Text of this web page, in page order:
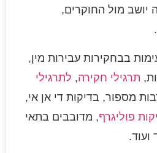
מול החוקרים,
בבחקירות עבירות מין,
תרגילי חקירה, לתרגילי
מספור, בדיקות די אן אי,
פוליגרף, מדובבים בתאי